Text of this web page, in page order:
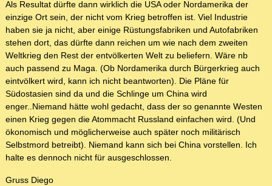
Als Resultat dürfte dann wirklich die USA oder Nordamerika der
einzige Ort sein, der nicht vom Krieg betroffen ist. Viel Industrie
haben sie ja nicht, aber einige Rüstungsfabriken und Autofabriken
stehen dort, das dürfte dann reichen um wie nach dem zweiten
Weltkrieg den Rest der entvölkerten Welt zu beliefern. Wäre nb
auch passend zu Maga. (Ob Nordamerika durch Bürgerkrieg auch
eintvölkert wird, kann ich nicht beantworten). Die Pläne für
Südostasien sind da und die Schlinge um China wird
enger..Niemand hätte wohl gedacht, dass der so genannte Westen
einen Krieg gegen die Atommacht Russland einfachen wird. (Und
ökonomisch und möglicherweise auch später noch militärisch
Selbstmord betreibt). Niemand kann sich bei China vorstellen. Ich
halte es dennoch nicht für ausgeschlossen.
Gruss Diego